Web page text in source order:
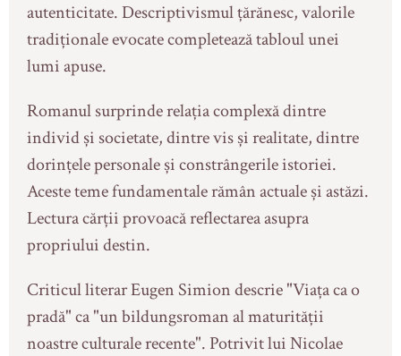
autenticitate. Descriptivismul țărănesc, valorile
tradiționale evocate completează tabloul unei
lumi apuse.
Romanul surprinde relația complexă dintre
individ și societate, dintre vis și realitate, dintre
dorințele personale și constrângerile istoriei.
Aceste teme fundamentale rămân actuale și astăzi.
Lectura cărții provoacă reflectarea asupra
propriului destin.
Criticul literar Eugen Simion descrie "Viața ca o
pradă" ca "un bildungsroman al maturității
noastre culturale recente". Potrivit lui Nicolae